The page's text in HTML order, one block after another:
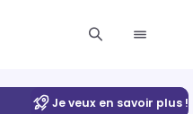
Je veux en savoir plus !